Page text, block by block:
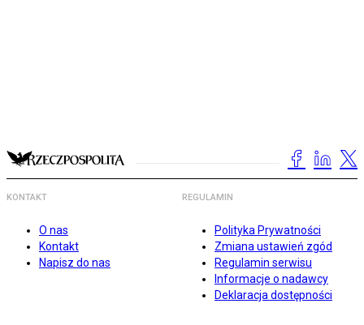
KONTAKT
O nas
Kontakt
Napisz do nas
REGULAMIN
Polityka Prywatności
Zmiana ustawień zgód
Regulamin serwisu
Informacje o nadawcy
Deklaracja dostępności